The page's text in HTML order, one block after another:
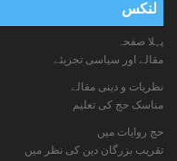
لنکس
پہلا صفحہ
مقالے اور سیاسی تجزیئے
نظریات و دینی مقالے
مناسک حج کی تعلیم
حج روایات میں
تقریب بزرگان دین کی نظر میں